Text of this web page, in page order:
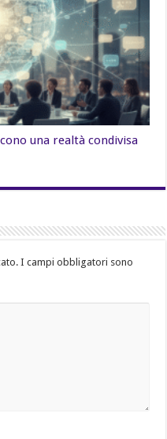
una realtà condivisa
I campi obbligatori sono